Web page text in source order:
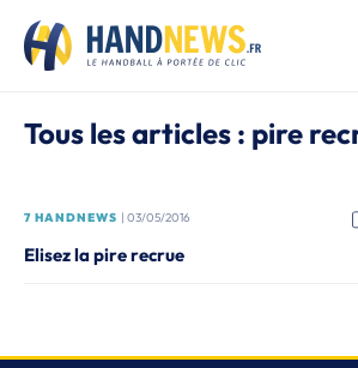
Tous les articles : pire
7 HANDNEWS | 03/05/2016
Elisez la pire recrue